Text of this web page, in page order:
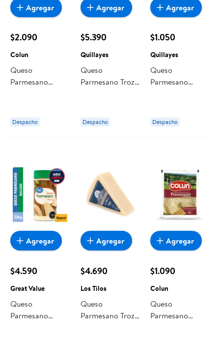
$2.090
Colun
Queso
Parmesano
Despacho
Agregar
$5.390
Quillayes
Queso
Parmesano Trozo
Despacho
Agregar
$1.050
Quillayes
Queso
Parmesano
Despacho
Agregar
$4.590
Great Value
Queso
Parmesano
Agregar
$4.690
Los Tilos
Queso
Parmesano Trozo
Agregar
$1.090
Colun
Queso
Parmesano
Agregar